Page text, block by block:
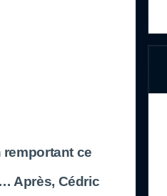
remportant ce
Après, Cédric